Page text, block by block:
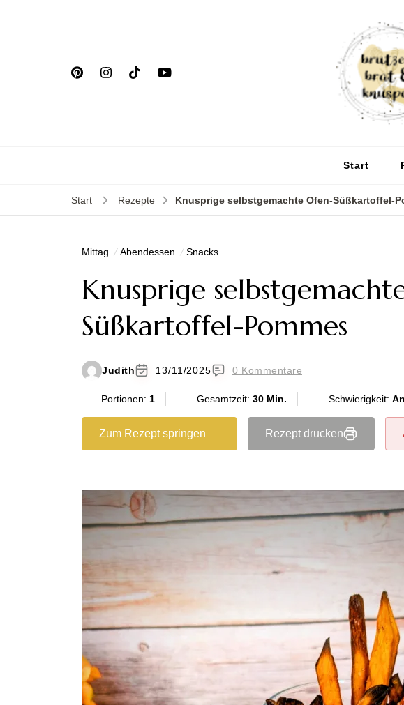
Start
Start Rezepte Knusprige selbstgemachte Ofen-Süßkartoffel-
Mittag Abendessen Snacks
Knusprige
Süßkartoffel-Pommes
Judith 13/11/2025 0 Kommentare
Portionen: 1 Gesamtzeit: 30 Min. Schwierigkeit:
Zum Rezept springen Rezept drucken